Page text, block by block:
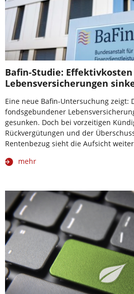
Bafin-Studie:
Lebensversicherungen
Eine neue Bafin-Untersuchung zeigt:
fondsgebundener
gesunken. Doch bei vorzeitigen
Rückvergütungen und der
Rentenbezug sieht die Aufsicht
mehr